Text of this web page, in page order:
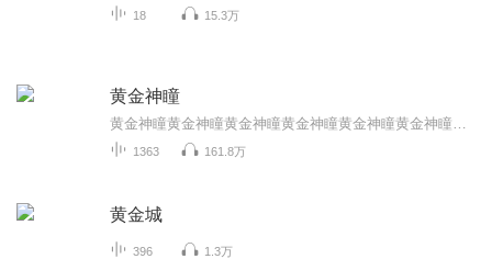
18 15.3万
黄金神瞳
1363 161.8万
黄金城
396 1.3万